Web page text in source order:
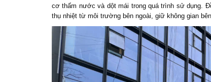
cơ thấm nước và dột mái trong quá trình sử dụng.
thụ nhiệt từ môi trường bên ngoài, giữ không gian